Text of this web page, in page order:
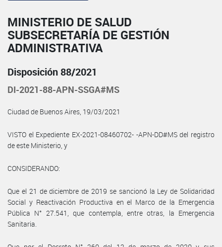
MINISTERIO DE SALUD
SUBSECRETARÍA DE GESTIÓN
ADMINISTRATIVA
Disposición 88/2021
DI-2021-88-APN-SSGA#MS
Ciudad de Buenos Aires, 19/03/2021
VISTO el Expediente EX-2021-08460702- -APN-DD#MS del registro
de este Ministerio, y
CONSIDERANDO:
Que el 21 de diciembre de 2019 se sancionó la Ley de Solidaridad
Social y Reactivación Productiva en el Marco de la Emergencia
Pública N° 27.541, que contempla, entre otras, la Emergencia
Sanitaria.